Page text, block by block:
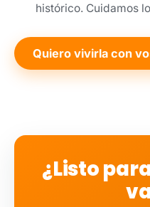
histórico. Cuidamos
Quiero vivirla con
¿Listo